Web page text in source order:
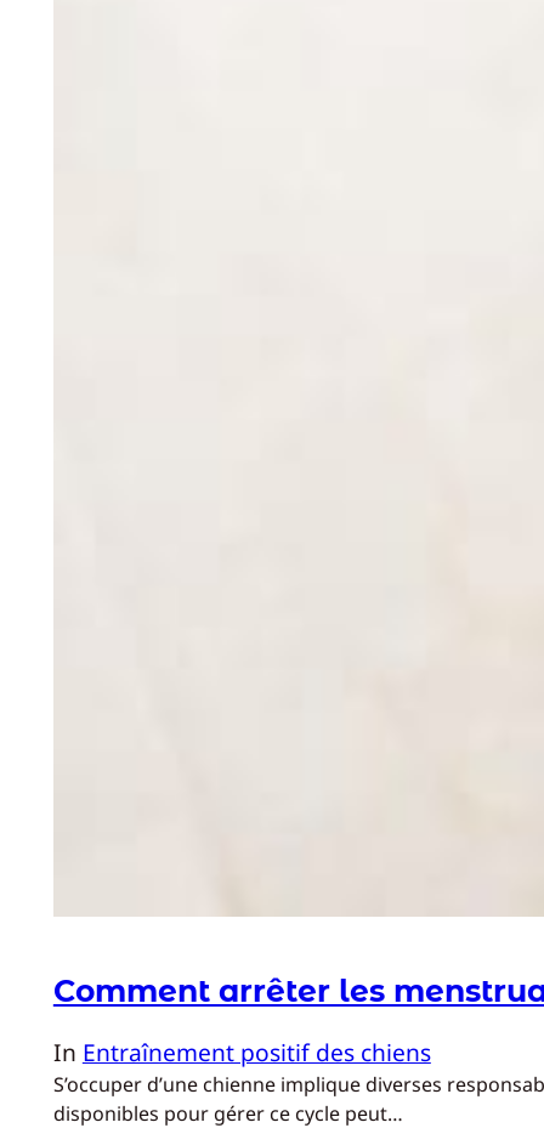
Comment arrêter les
In Entraînement positif des chiens
S’occuper d’une chienne implique diverses
disponibles pour gérer ce cycle peut…